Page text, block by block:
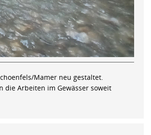
Mamer neu gestaltet.
die Arbeiten im Gewässer soweit